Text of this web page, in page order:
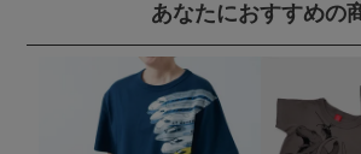
あなたにおすすめの